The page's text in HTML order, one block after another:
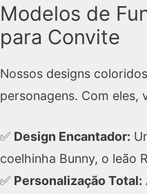
Modelos de
para Convite
Nossos designs
personagens. Com eles,
✅ Design Encantador:
coelhinha Bunny, o leão
✅ Personalização Total: